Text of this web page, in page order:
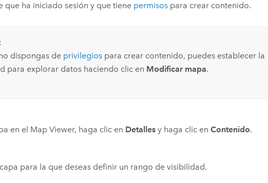
que ha iniciado sesión y que tiene permisos para crear contenido.
dispongas de privilegiospara crear contenido, puedes establecer la
para explorar datos haciendo clic en Modificar mapa.
en el Map Viewer, haga clic en Detalles y haga clic enContenido.
para la que deseas definir un rango de visibilidad.